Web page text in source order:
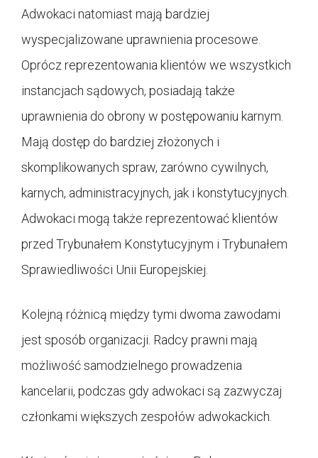
Adwokaci natomiast mają bardziej
wyspecjalizowane uprawnienia procesowe.
Oprócz reprezentowania klientów we wszystkich
instancjach sądowych, posiadają także
uprawnienia do obrony w postępowaniu karnym.
Mają dostęp do bardziej złożonych i
skomplikowanych spraw, zarówno cywilnych,
karnych, administracyjnych, jak i konstytucyjnych.
Adwokaci mogą także reprezentować klientów
przed Trybunałem Konstytucyjnym i Trybunałem
Sprawiedliwości Unii Europejskiej.
Kolejną różnicą między tymi dwoma zawodami
jest sposób organizacji. Radcy prawni mają
możliwość samodzielnego prowadzenia
kancelarii, podczas gdy adwokaci są zazwyczaj
członkami większych zespołów adwokackich.